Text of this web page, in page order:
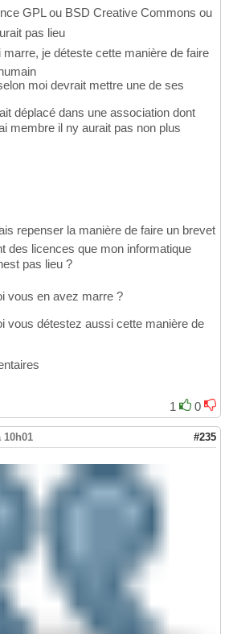
GPL ou BSD Creative Commons ou
pas lieu
marre, je déteste cette manière de faire
moi devrait mettre une de ses
déplacé dans une association dont
membre il ny aurait pas non plus
repenser la manière de faire un brevet
des licences que mon informatique
pas lieu ?
vous en avez marre ?
vous détestez aussi cette manière de
1
0
10h01 #235